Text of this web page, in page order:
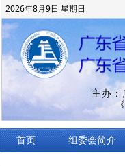
2026年8月9日 星期日
首页 组委会简介
主办
《华